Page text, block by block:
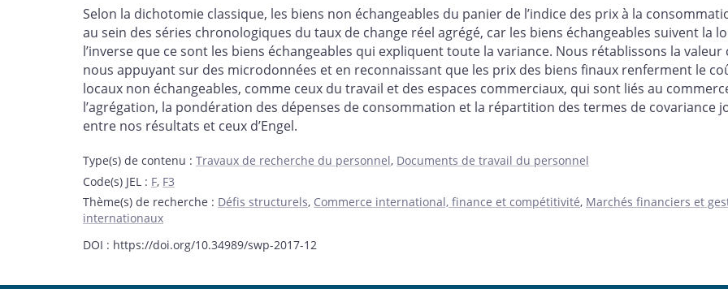
Facebook
X
LinkedIncourriel
Selon la dichotomie classique, les biens non échangeables du panier de l’indice des prix à la
au sein des séries chronologiques du taux de change réel agrégé, car les biens échangeables suivent la
l’inverse que ce sont les biens échangeables qui expliquent toute la variance. Nous rétablissons la
nous appuyant sur des microdonnées et en reconnaissant que les prix des biens finaux renferment le
locaux non échangeables, comme ceux du travail et des espaces commerciaux, qui sont liés au
l’agrégation, la pondération des dépenses de consommation et la répartition des termes de covariance
entre nos résultats et ceux d’Engel.
Type(s) de contenu : Travaux de recherche du personnel, Documents de travail du personnel
Code(s) JEL : F, F3
Thème(s) de recherche : Défis structurels, Commerce international, finance et compétitivité, Marchés financiers et
internationaux
DOI : https://doi.org/10.34989/swp-2017-12